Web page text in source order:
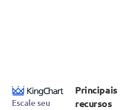
Escale seu
Principais
recursos